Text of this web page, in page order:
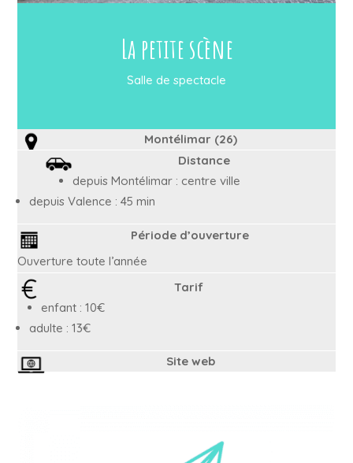
La petite scène
Salle de spectacle
Montélimar (26)
Distance
depuis Montélimar : centre ville
depuis Valence : 45 min
Période d’ouverture
Ouverture toute l’année
Tarif
enfant : 10€
adulte : 13€
Site web